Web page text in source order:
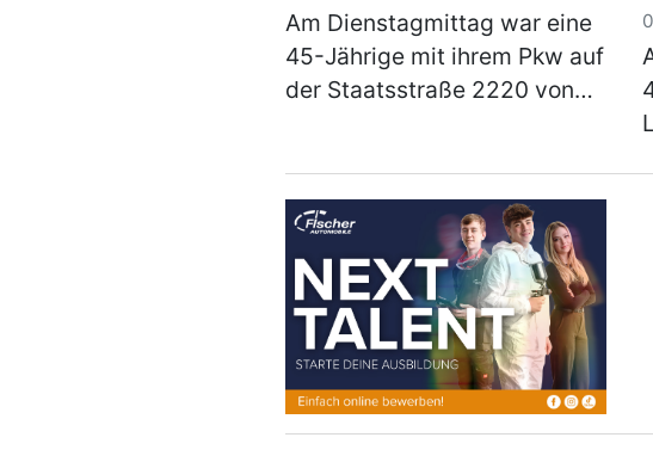
Am Dienstagmittag war eine
45-Jährige mit ihrem Pkw auf
der Staatsstraße 2220 von
Kreuzung mit der
Staatsstraße 2238 die
Vorfahrt eine… (mehr)